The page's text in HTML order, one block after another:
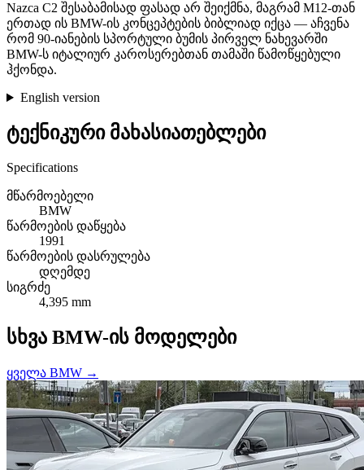
Nazca C2 შესაბამისად ფასად არ შეიქმნა, მაგრამ M12-თან
ერთად ის BMW-ის კონცეპტების ბიბლიად იქცა — აჩვენა
რომ 90-იანების სპორტული ბუმის პირველ ნახევარში
BMW-ს იტალიურ კაროსერებთან თამაში წამოწყებული
ჰქონდა.
English version
ტექნიკური მახასიათებლები
Specifications
მწარმოებელი
BMW
წარმოების დაწყება
1991
წარმოების დასრულება
დღემდე
სიგრძე
4,395 mm
სხვა BMW-ის მოდელები
ყველა BMW →